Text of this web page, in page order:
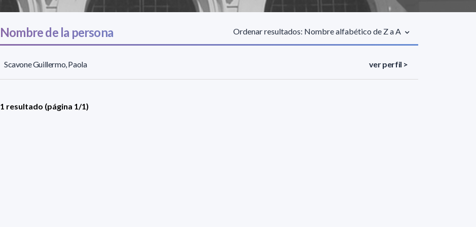
Nombre de la persona Ordenar resultados: Nombre alfabético de Z a A
Scavone Guillermo, Paola ver perfil >
1 resultado (página 1/1)